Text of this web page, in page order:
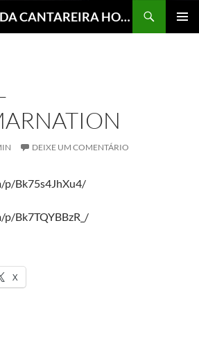
15 ANOS – SERRA DA CANTAREIRA HOJE E COTIDIANO DO BRASIL E DO MUNDO
DEIXE UM COMENTÁRIO
p/Bk75s4JhXu4/
Bk7TQYBBzR_/
X